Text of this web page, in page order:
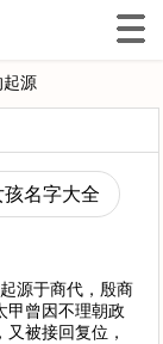
起源
孩名字大全
源于商代，殷商
甲曾因不理朝政
被接回复位，